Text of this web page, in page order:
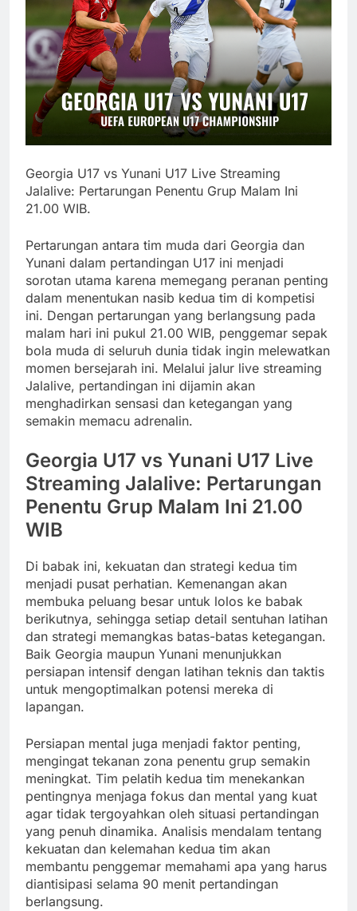
Georgia U17 vs Yunani U17 Live Streaming
Jalalive: Pertarungan Penentu Grup Malam Ini
21.00 WIB.
Pertarungan antara tim muda dari Georgia dan
Yunani dalam pertandingan U17 ini menjadi
sorotan utama karena memegang peranan penting
dalam menentukan nasib kedua tim di kompetisi
ini. Dengan pertarungan yang berlangsung pada
malam hari ini pukul 21.00 WIB, penggemar sepak
bola muda di seluruh dunia tidak ingin melewatkan
momen bersejarah ini. Melalui jalur live streaming
Jalalive, pertandingan ini dijamin akan
menghadirkan sensasi dan ketegangan yang
semakin memacu adrenalin.
Georgia U17 vs Yunani U17 Live
Streaming Jalalive: Pertarungan
Penentu Grup Malam Ini 21.00
WIB
Di babak ini, kekuatan dan strategi kedua tim
menjadi pusat perhatian. Kemenangan akan
membuka peluang besar untuk lolos ke babak
berikutnya, sehingga setiap detail sentuhan latihan
dan strategi memangkas batas-batas ketegangan.
Baik Georgia maupun Yunani menunjukkan
persiapan intensif dengan latihan teknis dan taktis
untuk mengoptimalkan potensi mereka di
lapangan.
Persiapan mental juga menjadi faktor penting,
mengingat tekanan zona penentu grup semakin
meningkat. Tim pelatih kedua tim menekankan
pentingnya menjaga fokus dan mental yang kuat
agar tidak tergoyahkan oleh situasi pertandingan
yang penuh dinamika. Analisis mendalam tentang
kekuatan dan kelemahan kedua tim akan
membantu penggemar memahami apa yang harus
diantisipasi selama 90 menit pertandingan
berlangsung.